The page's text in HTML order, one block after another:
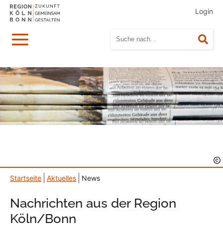
Login
Menü
Startseite Aktuelles News
Nachrichten aus der Region
Köln/Bonn